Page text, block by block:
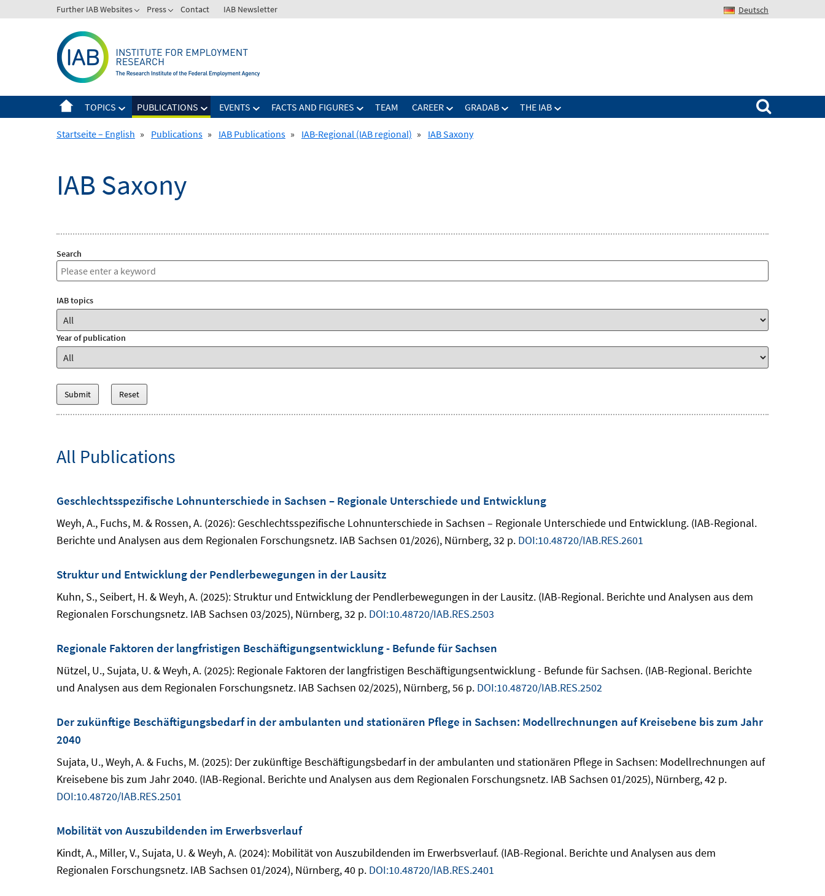
to
Further IAB Websites Press Contact IAB Newsletter Deutsch
TOPICS PUBLICATIONS EVENTS FACTS AND FIGURES TEAM CAREER GRADAB THE IAB
Search for:
Startseite – English » Publications » IAB Publications » IAB-Regional (IAB regional) » IAB Saxony
IAB Saxony
Search
IAB topics
Year of publication
All Publications
Geschlechtsspezifische Lohnunterschiede in Sachsen – Regionale Unterschiede und Entwicklung
Weyh, A., Fuchs, M. & Rossen, A. (2026): Geschlechtsspezifische Lohnunterschiede in Sachsen – Regionale Unterschiede und Entwicklung. (IAB-Regional.
Berichte und Analysen aus dem Regionalen Forschungsnetz. IAB Sachsen 01/2026), Nürnberg, 32 p. DOI:10.48720/IAB.RES.2601
Struktur und Entwicklung der Pendlerbewegungen in der Lausitz
Kuhn, S., Seibert, H. & Weyh, A. (2025): Struktur und Entwicklung der Pendlerbewegungen in der Lausitz. (IAB-Regional. Berichte und Analysen aus dem
Regionalen Forschungsnetz. IAB Sachsen 03/2025), Nürnberg, 32 p. DOI:10.48720/IAB.RES.2503
Regionale Faktoren der langfristigen Beschäftigungsentwicklung - Befunde für Sachsen
Nützel, U., Sujata, U. & Weyh, A. (2025): Regionale Faktoren der langfristigen Beschäftigungsentwicklung - Befunde für Sachsen. (IAB-Regional. Berichte
und Analysen aus dem Regionalen Forschungsnetz. IAB Sachsen 02/2025), Nürnberg, 56 p. DOI:10.48720/IAB.RES.2502
Der zukünftige Beschäftigungsbedarf in der ambulanten und stationären Pflege in Sachsen: Modellrechnungen auf Kreisebene bis zum Jahr
2040
Sujata, U., Weyh, A. & Fuchs, M. (2025): Der zukünftige Beschäftigungsbedarf in der ambulanten und stationären Pflege in Sachsen: Modellrechnungen auf
Kreisebene bis zum Jahr 2040. (IAB-Regional. Berichte und Analysen aus dem Regionalen Forschungsnetz. IAB Sachsen 01/2025), Nürnberg, 42 p.
DOI:10.48720/IAB.RES.2501
Mobilität von Auszubildenden im Erwerbsverlauf
Kindt, A., Miller, V., Sujata, U. & Weyh, A. (2024): Mobilität von Auszubildenden im Erwerbsverlauf. (IAB-Regional. Berichte und Analysen aus dem
Regionalen Forschungsnetz. IAB Sachsen 01/2024), Nürnberg, 40 p. DOI:10.48720/IAB.RES.2401